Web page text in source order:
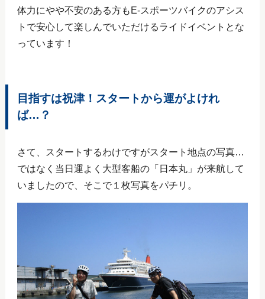
体力にやや不安のある方もE-スポーツバイクのアシス
トで安心して楽しんでいただけるライドイベントとな
っています！
目指すは祝津！スタートから運がよけれ
ば…？
さて、スタートするわけですがスタート地点の写真…
ではなく当日運よく大型客船の「日本丸」が来航して
いましたので、そこで１枚写真をパチリ。